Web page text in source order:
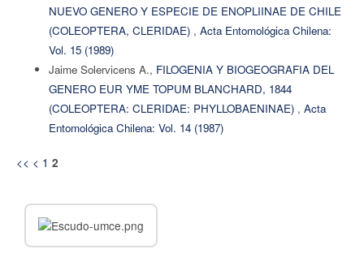
NUEVO GENERO Y ESPECIE DE ENOPLIINAE DE CHILE
(COLEOPTERA, CLERIDAE) , Acta Entomológica Chilena:
Vol. 15 (1989)
Jaime Solervicens A., FILOGENIA Y BIOGEOGRAFIA DEL
GENERO EUR YME TOPUM BLANCHARD, 1844
(COLEOPTERA: CLERIDAE: PHYLLOBAENINAE) , Acta
Entomológica Chilena: Vol. 14 (1987)
<< < 1 2